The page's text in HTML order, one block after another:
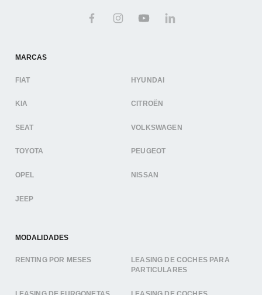
MARCAS
FIAT HYUNDAI
KIA CITROËN
SEAT VOLKSWAGEN
TOYOTA PEUGEOT
OPEL NISSAN
JEEP
MODALIDADES
RENTING POR MESES
LEASING DE COCHES PARA
PARTICULARES